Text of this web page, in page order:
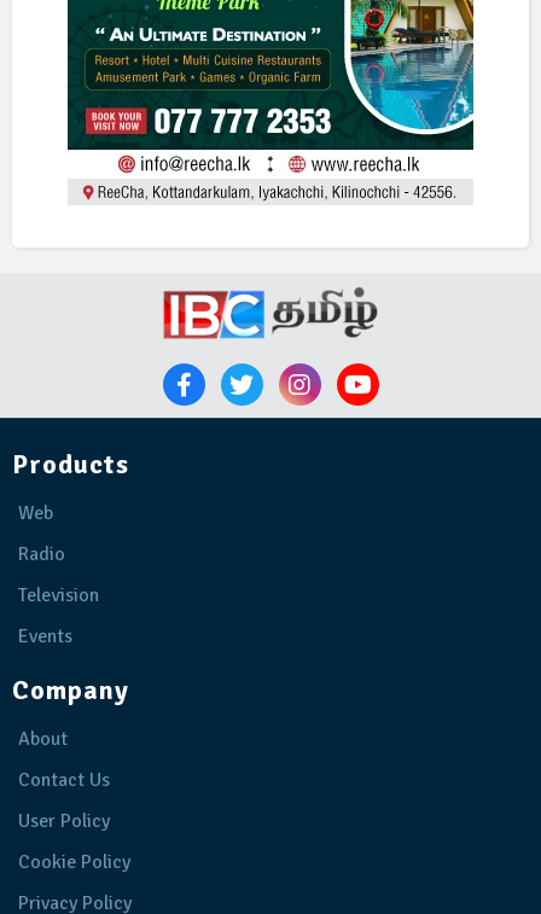
Products
Web
Radio
Television
Events
Company
About
Contact Us
User Policy
Cookie Policy
Privacy Policy